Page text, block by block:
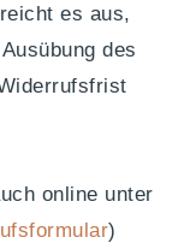
es aus,
des
online unter
)